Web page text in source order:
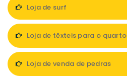
Loja de surf
Loja de têxteis para o quarto
Loja de venda de pedras